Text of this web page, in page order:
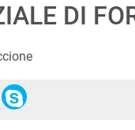
DI